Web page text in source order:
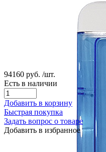
94160 руб. /шт.
Есть в наличии
Добавить в корзину
Быстрая покупка
Задать вопрос о товаре
Добавить в избранное